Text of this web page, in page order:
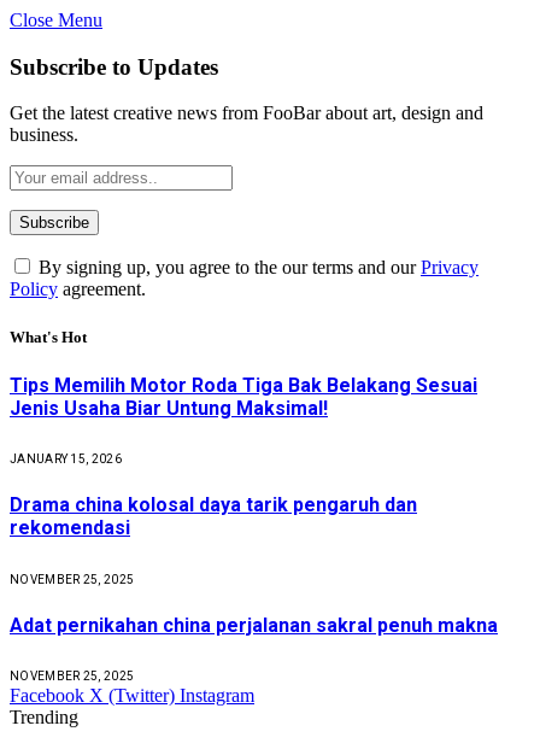
Close Menu
Subscribe to Updates
Get the latest creative news from FooBar about art, design and
business.
By signing up, you agree to the our terms and ourPrivacy
Policy agreement.
What's Hot
Tips Memilih Motor Roda Tiga Bak Belakang Sesuai
Jenis Usaha Biar Untung Maksimal!
JANUARY 15, 2026
Drama china kolosal daya tarik pengaruh dan
rekomendasi
NOVEMBER 25, 2025
Adat pernikahan china perjalanan sakral penuh makna
NOVEMBER 25, 2025
Facebook X (Twitter) Instagram
Trending